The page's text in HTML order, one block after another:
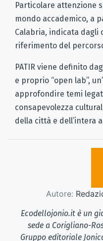
Particolare attenzione
mondo accademico, a
Calabria, indicata
riferimento del
PATIR viene definito
e proprio “open lab”,
approfondire temi
consapevolezza
della città e dell’intera
Autore:
Ecodellojonio.it è un
sede a Corigliano-
Gruppo editoriale